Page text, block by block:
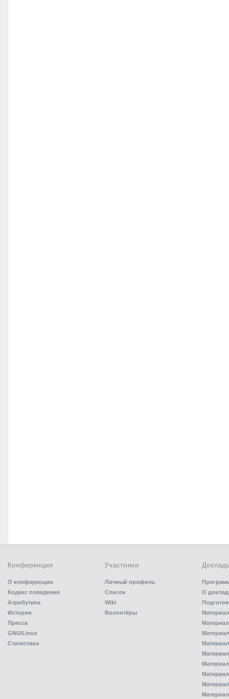
Конференция
О конференции
Кодекс поведения
Атрибутика
История
Пресса
GNU/Linux
Статистика
Участники
Личный профиль
Список
Wiki
Волонтёры
О